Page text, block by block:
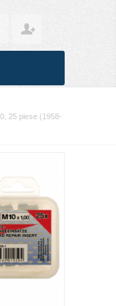
25 piese (1958-